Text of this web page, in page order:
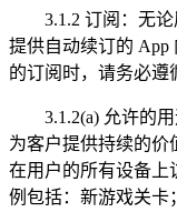
3.1.2 订阅：无
提供自动续订的 App
的订阅时，请务必遵
3.1.2(a) 允许的
为客户提供持续的价
在用户的所有设备上
例包括：新游戏关卡